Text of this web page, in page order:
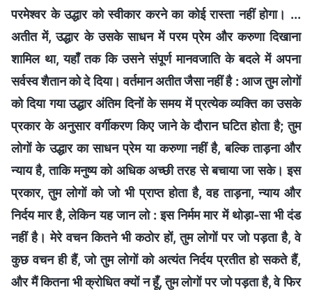
परमेश्वर के उद्धार को स्वीकार करने का कोई रास्ता नहीं होगा। ...
अतीत में, उद्धार के उसके साधन में परम प्रेम और करुणा दिखाना
शामिल था, यहाँ तक कि उसने संपूर्ण मानवजाति के बदले में अपना
सर्वस्व शैतान को दे दिया। वर्तमान अतीत जैसा नहीं है : आज तुम लोगों
को दिया गया उद्धार अंतिम दिनों के समय में प्रत्येक व्यक्ति का उसके
प्रकार के अनुसार वर्गीकरण किए जाने के दौरान घटित होता है; तुम
लोगों के उद्धार का साधन प्रेम या करुणा नहीं है, बल्कि ताड़ना और
न्याय है, ताकि मनुष्य को अधिक अच्छी तरह से बचाया जा सके। इस
प्रकार, तुम लोगों को जो भी प्राप्त होता है, वह ताड़ना, न्याय और
निर्दय मार है, लेकिन यह जान लो : इस निर्मम मार में थोड़ा-सा भी दंड
नहीं है। मेरे वचन कितने भी कठोर हों, तुम लोगों पर जो पड़ता है, वे
कुछ वचन ही हैं, जो तुम लोगों को अत्यंत निर्दय प्रतीत हो सकते हैं,
और मैं कितना भी क्रोधित क्यों न हूँ, तुम लोगों पर जो पड़ता है, वे फिर